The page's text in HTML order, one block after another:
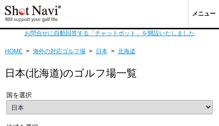
メニュー
お問合せに自動回答する「チャットボット」を開設いたしました
HOME > 海外の対応ゴルフ場 > 日本 > 北海道
日本(北海道)のゴルフ場一覧
国を選択